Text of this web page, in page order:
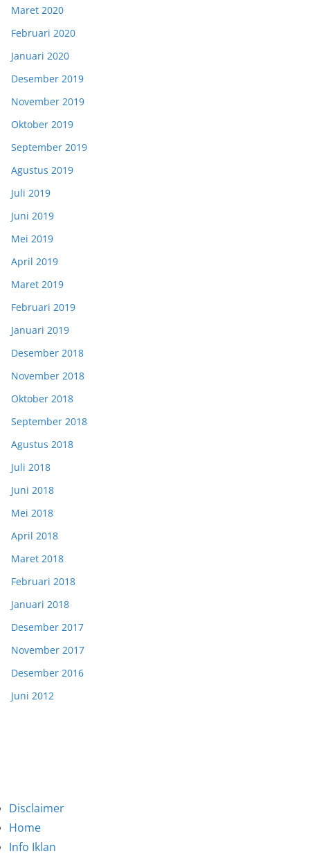
Maret 2020
Februari 2020
Januari 2020
Desember 2019
November 2019
Oktober 2019
September 2019
Agustus 2019
Juli 2019
Juni 2019
Mei 2019
April 2019
Maret 2019
Februari 2019
Januari 2019
Desember 2018
November 2018
Oktober 2018
September 2018
Agustus 2018
Juli 2018
Juni 2018
Mei 2018
April 2018
Maret 2018
Februari 2018
Januari 2018
Desember 2017
November 2017
Desember 2016
Juni 2012
Disclaimer
Home
Info Iklan